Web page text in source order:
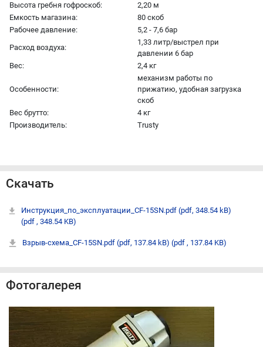
Высота гребня гофроскоб:
2,20 м
Емкость магазина:
80 скоб
Рабочее давление:
5,2 - 7,6 бар
Расход воздуха:
1,33 литр/выстрел при
давлении 6 бар
Вес:
2,4 кг
Особенности:
механизм работы по
прижатию, удобная загрузка
скоб
Вес брутто:
4 кг
Производитель:
Trusty
Скачать
Инструкция_по_эксплуатации_CF-15SN.pdf (pdf, 348.54 kB)
(pdf , 348.54 KB)
Взрыв-схема_CF-15SN.pdf (pdf, 137.84 kB) (pdf , 137.84 KB)
Фотогалерея